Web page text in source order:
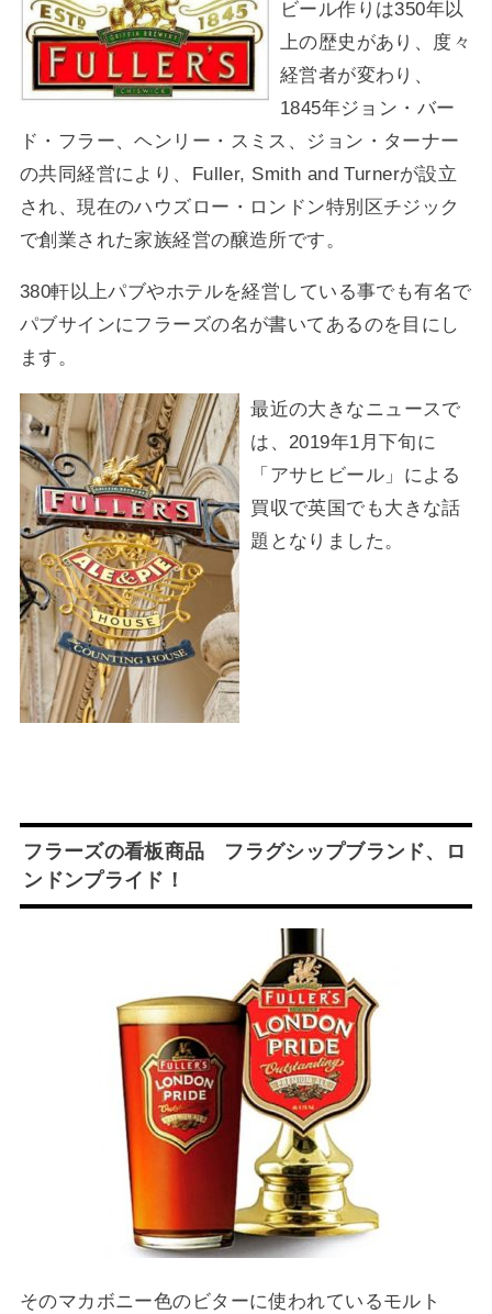
ビール作りは350年以
上の歴史があり、度々
経営者が変わり、
1845年ジョン・バー
ド・フラー、ヘンリー・スミス、ジョン・ターナー
の共同経営により、Fuller, Smith and Turnerが設立
され、現在のハウズロー・ロンドン特別区チジック
で創業された家族経営の醸造所です。
380軒以上パブやホテルを経営している事でも有名で
パブサインにフラーズの名が書いてあるのを目にし
ます。
最近の大きなニュースで
は、2019年1月下旬に
「アサヒビール」による
買収で英国でも大きな話
題となりました。
フラーズの看板商品 フラグシップブランド、ロ
ンドンプライド！
そのマカボニー色のビターに使われているモルト